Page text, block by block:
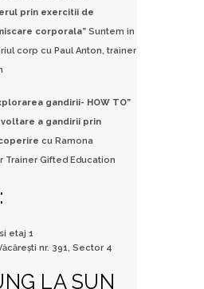
prin exercitii de
corporala” Suntem in
corp cu Paul Anton, trainer
gandirii- HOW TO”
a gandirii prin
cu Ramona
Trainer Gifted Education
etaj 1
nr. 391, Sector 4
LA SUN